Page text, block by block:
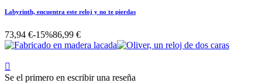
Labyrinth, encuentra este reloj y no te pierdas
73,94 €-15%86,99 €

Se el primero en escribir una reseña